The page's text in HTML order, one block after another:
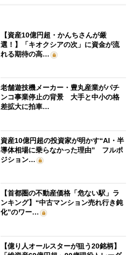
【資産10億円超・かんちさんが厳
選！】「キオクシアの次」に資金が流
れる期待の高…
老舗遊技機メーカー・豊丸産業がパチ
ンコ事業停止の背景 大手と中小の格
差拡大に拍車…
資産10億円超の投資家が明かす“AI・半
導体相場に乗らなかった理由” フルポ
ジション…
【首都圏の不動産価格「危ない駅」ラ
ンキング】“中古マンション売れ行き鈍
化”のワー…
【億り人オールスターが狙う20銘柄】